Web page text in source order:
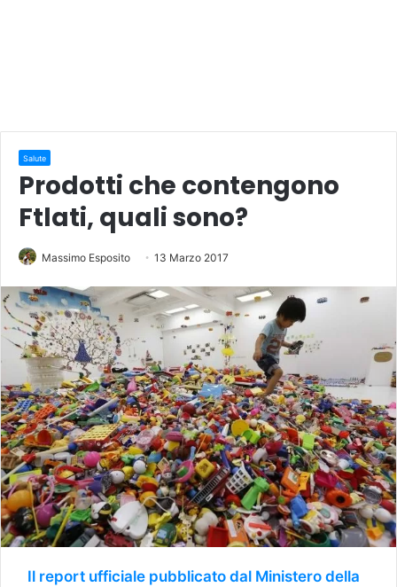
Salute
Prodotti che contengono
Ftlati, quali sono?
Massimo Esposito 13 Marzo 2017
Il report ufficiale pubblicato dal Ministero della